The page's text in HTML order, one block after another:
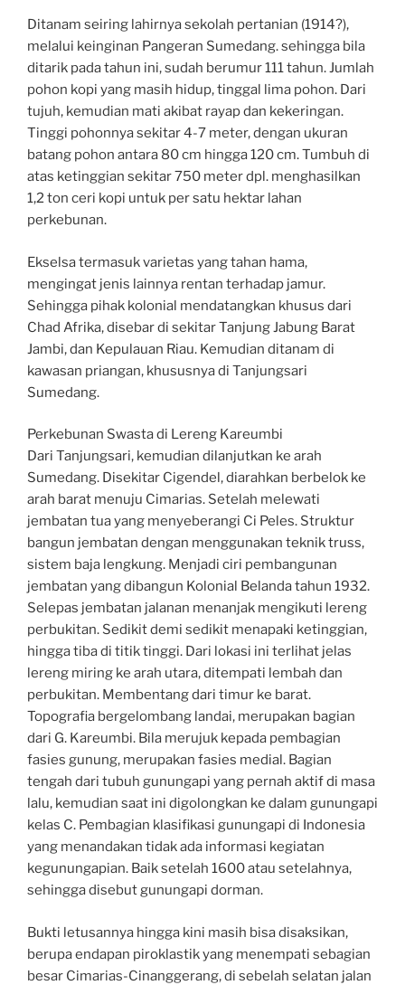
Ditanam seiring lahirnya sekolah pertanian (1914?),
melalui keinginan Pangeran Sumedang. sehingga bila
ditarik pada tahun ini, sudah berumur 111 tahun. Jumlah
pohon kopi yang masih hidup, tinggal lima pohon. Dari
tujuh, kemudian mati akibat rayap dan kekeringan.
Tinggi pohonnya sekitar 4-7 meter, dengan ukuran
batang pohon antara 80 cm hingga 120 cm. Tumbuh di
atas ketinggian sekitar 750 meter dpl. menghasilkan
1,2 ton ceri kopi untuk per satu hektar lahan
perkebunan.
Ekselsa termasuk varietas yang tahan hama,
mengingat jenis lainnya rentan terhadap jamur.
Sehingga pihak kolonial mendatangkan khusus dari
Chad Afrika, disebar di sekitar Tanjung Jabung Barat
Jambi, dan Kepulauan Riau. Kemudian ditanam di
kawasan priangan, khususnya di Tanjungsari
Sumedang.
Perkebunan Swasta di Lereng Kareumbi
Dari Tanjungsari, kemudian dilanjutkan ke arah
Sumedang. Disekitar Cigendel, diarahkan berbelok ke
arah barat menuju Cimarias. Setelah melewati
jembatan tua yang menyeberangi Ci Peles. Struktur
bangun jembatan dengan menggunakan teknik truss,
sistem baja lengkung. Menjadi ciri pembangunan
jembatan yang dibangun Kolonial Belanda tahun 1932.
Selepas jembatan jalanan menanjak mengikuti lereng
perbukitan. Sedikit demi sedikit menapaki ketinggian,
hingga tiba di titik tinggi. Dari lokasi ini terlihat jelas
lereng miring ke arah utara, ditempati lembah dan
perbukitan. Membentang dari timur ke barat.
Topografia bergelombang landai, merupakan bagian
dari G. Kareumbi. Bila merujuk kepada pembagian
fasies gunung, merupakan fasies medial. Bagian
tengah dari tubuh gunungapi yang pernah aktif di masa
lalu, kemudian saat ini digolongkan ke dalam gunungapi
kelas C. Pembagian klasifikasi gunungapi di Indonesia
yang menandakan tidak ada informasi kegiatan
kegunungapian. Baik setelah 1600 atau setelahnya,
sehingga disebut gunungapi dorman.
Bukti letusannya hingga kini masih bisa disaksikan,
berupa endapan piroklastik yang menempati sebagian
besar Cimarias-Cinanggerang, di sebelah selatan jalan